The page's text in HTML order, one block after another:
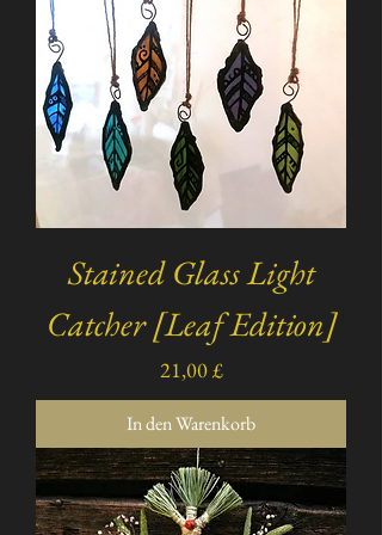
Stained Glass Light
Catcher [Leaf Edition]
Preis
21,00 £
In den Warenkorb